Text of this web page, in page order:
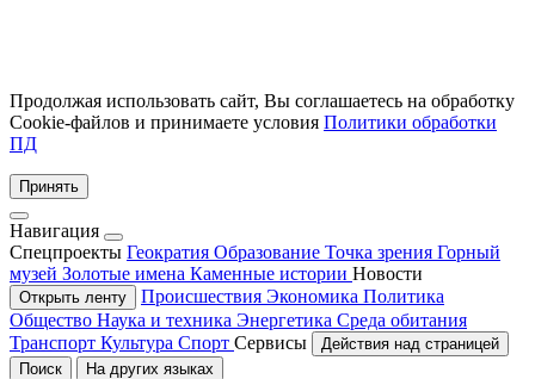
Продолжая использовать сайт, Вы соглашаетесь на обработку
Cookie-файлов и принимаете условия Политики обработки
ПД
Принять
Навигация
Спецпроекты Геократия Образование Точка зрения Горный
музей Золотые имена Каменные истории Новости
Открыть ленту Происшествия Экономика Политика
Общество Наука и техника Энергетика Среда обитания
Транспорт Культура Спорт Сервисы
Действия над страницей
Поиск
На других языках